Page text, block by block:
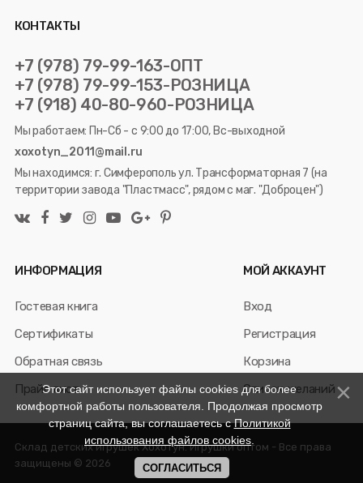
КОНТАКТЫ
+7 (978) 79-99-163-ОПТ
+7 (978) 79-99-153-РОЗНИЦА
+7 (918) 40-80-960-РОЗНИЦА
Мы работаем: Пн-Сб - с 9:00 до 17:00, Вс-выходной
xoxotyn_2011@mail.ru
Мы находимся: г. Симферополь ул. Трансформаторная 7 (на
территории завода "Пластмасс", рядом с маг. "Доброцен")
ИНФОРМАЦИЯ
Гостевая книга
Сертификаты
Обратная связь
Прайс лист
МОЙ АККАУНТ
Вход
Регистрация
Корзина
Список желаний
Склад детских игрушек Хохотун. Игрушки оптом - Все права
защищены © 2026
Этот сайт использует файлы cookies для более
комфортной работы пользователя. Продолжая просмотр
страниц сайта, вы соглашаетесь сПолитикой
использования файлов cookies
СОГЛАСИТЬСЯ